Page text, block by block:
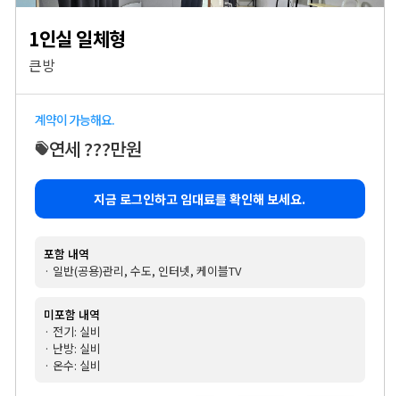
1인실 일체형
큰방
계약이 가능해요.
연세 ???만원
지금 로그인하고 임대료를 확인해 보세요.
포함 내역
· 일반(공용)관리, 수도, 인터넷, 케이블TV
미포함 내역
· 전기: 실비
· 난방: 실비
· 온수: 실비